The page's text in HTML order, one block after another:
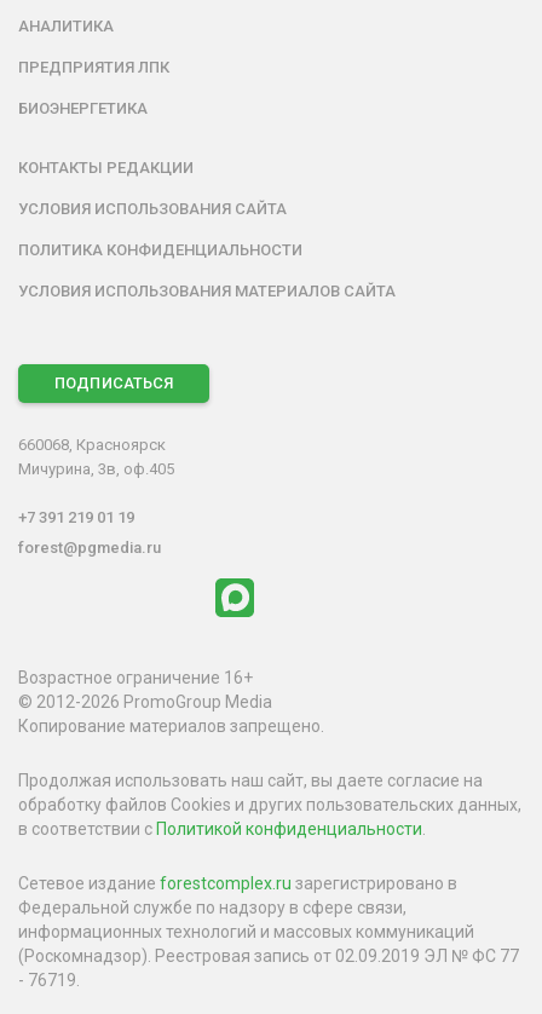
АНАЛИТИКА
ПРЕДПРИЯТИЯ ЛПК
БИОЭНЕРГЕТИКА
КОНТАКТЫ РЕДАКЦИИ
УСЛОВИЯ ИСПОЛЬЗОВАНИЯ САЙТА
ПОЛИТИКА КОНФИДЕНЦИАЛЬНОСТИ
УСЛОВИЯ ИСПОЛЬЗОВАНИЯ МАТЕРИАЛОВ САЙТА
ПОДПИСАТЬСЯ
660068, Красноярск
Мичурина, 3в, оф.405
+7 391 219 01 19
forest@pgmedia.ru
Возрастное ограничение 16+
© 2012-2026 PromoGroup Media
Копирование материалов запрещено.
Продолжая использовать наш сайт, вы даете согласие на
обработку файлов Cookies и других пользовательских данных,
в соответствии сПолитикой конфиденциальности
Сетевое издание forestcomplex.ru зарегистрировано в
Федеральной службе по надзору в сфере связи,
информационных технологий и массовых коммуникаций
(Роскомнадзор). Реестровая запись от 02.09.2019 ЭЛ № ФС 77
- 76719.